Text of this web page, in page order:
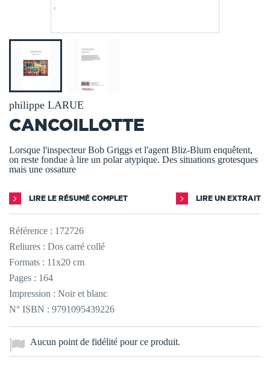
philippe LARUE
CANCOILLOTTE
Lorsque l'inspecteur Bob Griggs et l'agent Bliz-Blum enquêtent,
on reste fondue à lire un polar atypique. Des situations grotesques
mais une ossature
LIRE LE RÉSUMÉ COMPLET LIRE UN EXTRAIT
Référence : 172726
Reliures : Dos carré collé
Formats : 11x20 cm
Pages : 164
Impression : Noir et blanc
N° ISBN : 9791095439226
Aucun point de fidélité pour ce produit.